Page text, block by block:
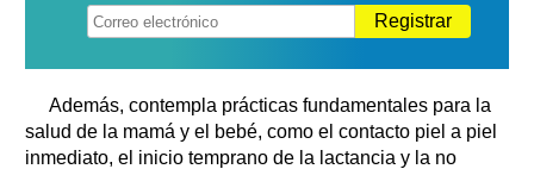
Registrar
Además, contempla prácticas fundamentales para la
salud de la mamá y el bebé, como el contacto piel a piel
inmediato, el inicio temprano de la lactancia y la no